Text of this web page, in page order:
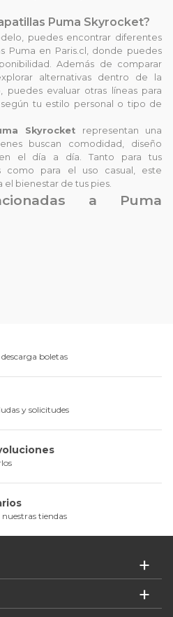
Puma Skyrocket?
puedes encontrar diferentes
Puma en Paris.cl, donde puedes
Además de comparar
alternativas dentro de la
puedes evaluar otras líneas para
tu estilo personal o tipo de
Skyrocket representan una
buscan comodidad, diseño
el día a día. Tanto para tus
como para el uso casual, este
bienestar de tus pies.
a Puma
boletas
y solicitudes
nuestras tiendas